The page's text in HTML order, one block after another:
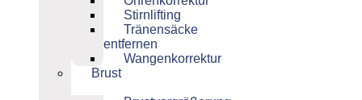
Stirnlifting
Tränensäcke
entfernen
Wangenkorrektur
Brust